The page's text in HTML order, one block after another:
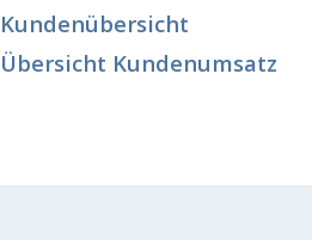
Kundenübersicht
Übersicht Kundenumsatz